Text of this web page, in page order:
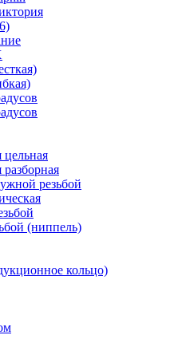
резьбой
(ниппель)
кольцо)